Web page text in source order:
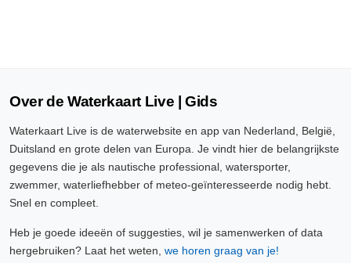
Over de Waterkaart Live | Gids
Waterkaart Live is de waterwebsite en app van Nederland, België,
Duitsland en grote delen van Europa. Je vindt hier de belangrijkste
gegevens die je als nautische professional, watersporter,
zwemmer, waterliefhebber of meteo-geïnteresseerde nodig hebt.
Snel en compleet.
Heb je goede ideeën of suggesties, wil je samenwerken of data
hergebruiken? Laat het weten, we horen graag van je!